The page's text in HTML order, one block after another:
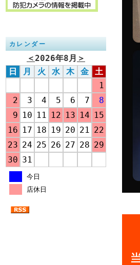
カレンダー
＜ 2026年8月 ＞
日
月 火 水 木 金
土
1
2
3 4 5 6 7
8
9 10 11 12 13 14 15
16 17 18 19 20 21 22
23 24 25 26 27 28 29
30 31
今日
店休日